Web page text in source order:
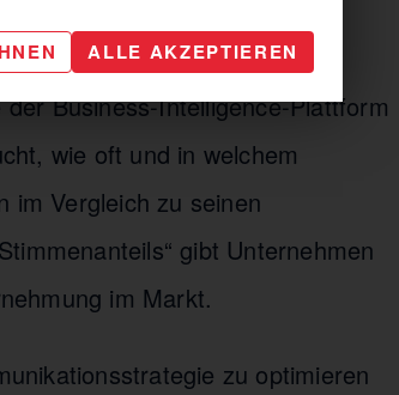
Unternehmen?
Business-Intelligence-Plattform
wie oft und in welchem
im Vergleich zu seinen
gibt Unternehmen
im Markt.
zu optimieren
ALLE AKZEPTIEREN